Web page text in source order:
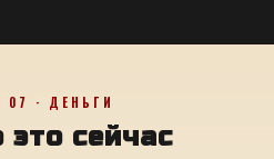
07 · ДЕНЬГИ
это сейчас